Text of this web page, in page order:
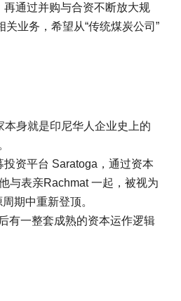
再通过并购与合资不断放大规
业务，希望从“传统煤炭公司”
身就是印尼华人企业史上的
资平台 Saratoga，通过资本
与表亲Rachmat 一起，被视为
期中重新登顶。
有一整套成熟的资本运作逻辑